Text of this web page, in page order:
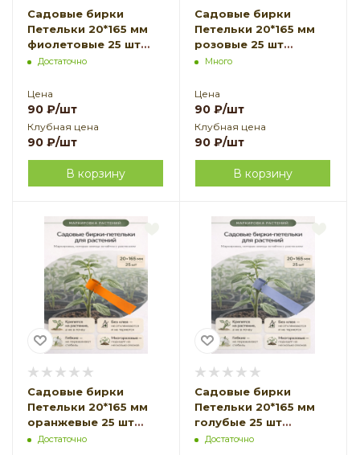
Садовые бирки
Петельки 20*165 мм
фиолетовые 25 шт
Благодатное
Достаточно
Цена
90 ₽/шт
Клубная цена
90 ₽/шт
В корзину
Садовые бирки
Петельки 20*165 мм
розовые 25 шт
Благодатное
Много
Цена
90 ₽/шт
Клубная цена
90 ₽/шт
В корзину
Садовые бирки
Петельки 20*165 мм
оранжевые 25 шт
Благодатное
Достаточно
Садовые бирки
Петельки 20*165 мм
голубые 25 шт
Благодатное
Достаточно